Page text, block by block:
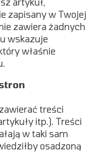
zapisany w Twojej
zawiera żadnych
wskazuje
właśnie
treści
itp.). Treści
w taki sam
osadzoną